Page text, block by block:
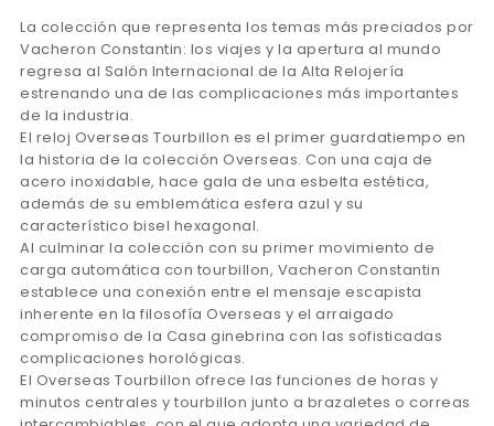
La colección que representa los temas más preciados por
Vacheron Constantin: los viajes y la apertura al mundo
regresa al Salón Internacional de la Alta Relojería
estrenando una de las complicaciones más importantes
de la industria.
El reloj Overseas Tourbillon es el primer guardatiempo en
la historia de la colección Overseas. Con una caja de
acero inoxidable, hace gala de una esbelta estética,
además de su emblemática esfera azul y su
característico bisel hexagonal.
Al culminar la colección con su primer movimiento de
carga automática con tourbillon, Vacheron Constantin
establece una conexión entre el mensaje escapista
inherente en la filosofía Overseas y el arraigado
compromiso de la Casa ginebrina con las sofisticadas
complicaciones horológicas.
El Overseas Tourbillon ofrece las funciones de horas y
minutos centrales y tourbillon junto a brazaletes o correas